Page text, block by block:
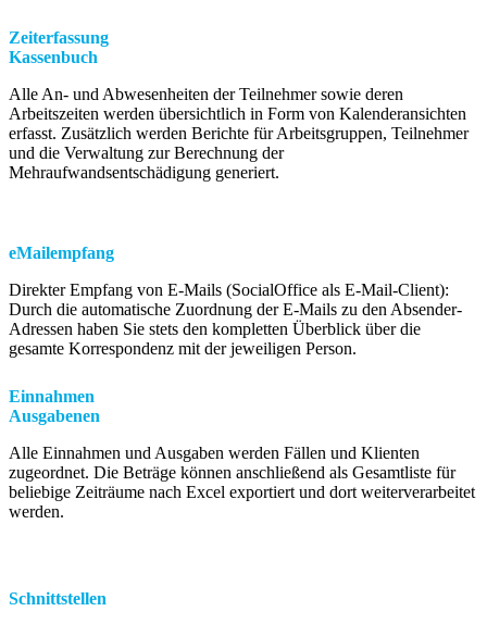
Zeiterfassung
Kassenbuch
Alle An- und Abwesenheiten der Teilnehmer sowie deren
Arbeitszeiten werden übersichtlich in Form von Kalenderansichten
erfasst. Zusätzlich werden Berichte für Arbeitsgruppen, Teilnehmer
und die Verwaltung zur Berechnung der
Mehraufwandsentschädigung generiert.
eMailempfang
Direkter Empfang von E-Mails (SocialOffice als E-Mail-Client):
Durch die automatische Zuordnung der E-Mails zu den Absender-
Adressen haben Sie stets den kompletten Überblick über die
gesamte Korrespondenz mit der jeweiligen Person.
Einnahmen
Ausgabenen
Alle Einnahmen und Ausgaben werden Fällen und Klienten
zugeordnet. Die Beträge können anschließend als Gesamtliste für
beliebige Zeiträume nach Excel exportiert und dort weiterverarbeitet
werden.
Schnittstellen